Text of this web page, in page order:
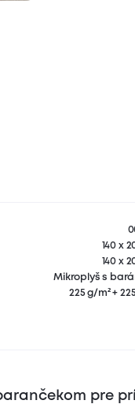
140 x
140 x
Mikroplyš s
225 g/m² +
pre